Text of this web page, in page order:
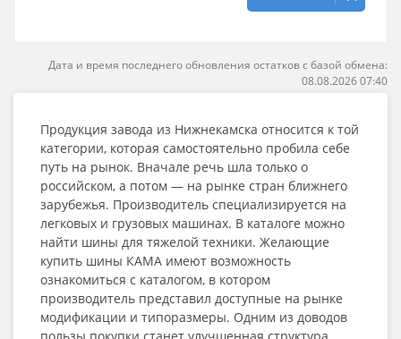
Дата и время последнего обновления остатков с базой обмена:
08.08.2026 07:40
Продукция завода из Нижнекамска относится к той
категории, которая самостоятельно пробила себе
путь на рынок. Вначале речь шла только о
российском, а потом — на рынке стран ближнего
зарубежья. Производитель специализируется на
легковых и грузовых машинах. В каталоге можно
найти шины для тяжелой техники. Желающие
купить шины КАМА имеют возможность
ознакомиться с каталогом, в котором
производитель представил доступные на рынке
модификации и типоразмеры. Одним из доводов